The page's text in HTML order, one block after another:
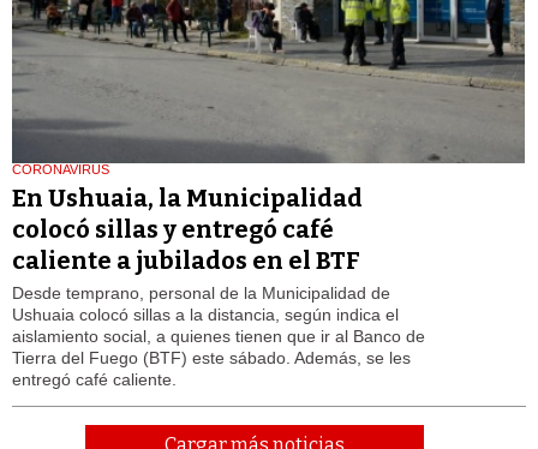
CORONAVIRUS
En Ushuaia, la Municipalidad
colocó sillas y entregó café
caliente a jubilados en el BTF
Desde temprano, personal de la Municipalidad de
Ushuaia colocó sillas a la distancia, según indica el
aislamiento social, a quienes tienen que ir al Banco de
Tierra del Fuego (BTF) este sábado. Además, se les
entregó café caliente.